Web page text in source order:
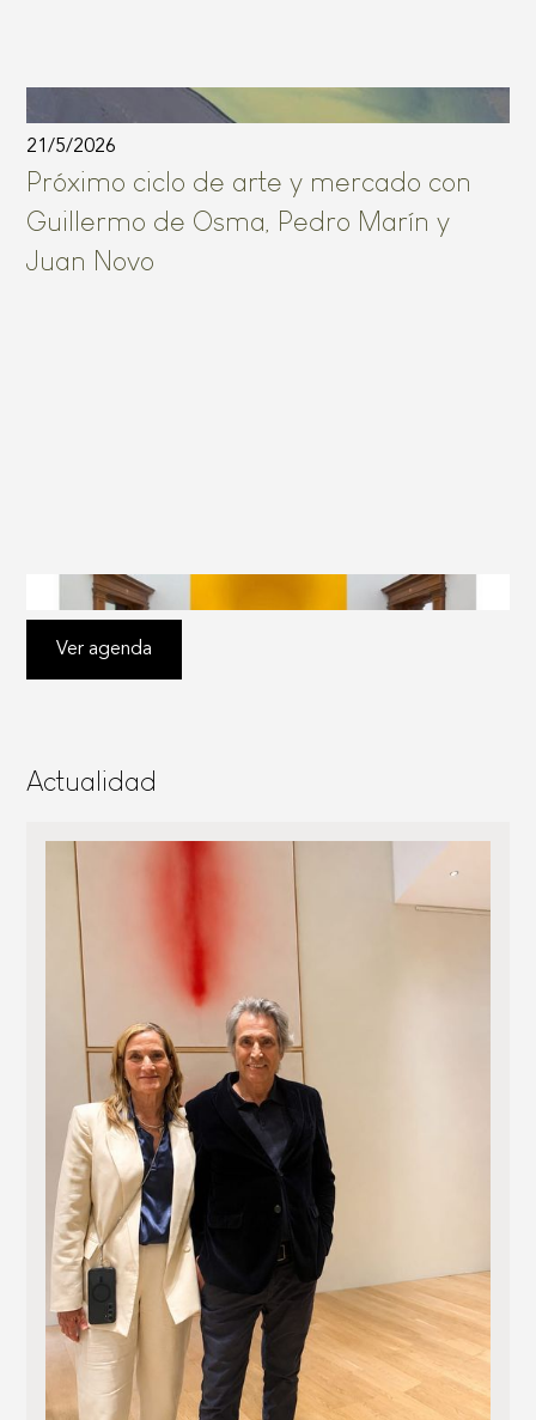
Actualidad
21/5/2026
Próximo ciclo de arte y mercado con
Guillermo de Osma, Pedro Marín y
Juan Novo
Ver agenda